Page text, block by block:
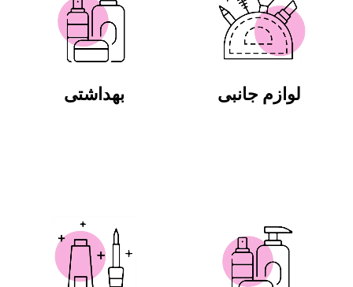
لوازم جانبی بهداشتی